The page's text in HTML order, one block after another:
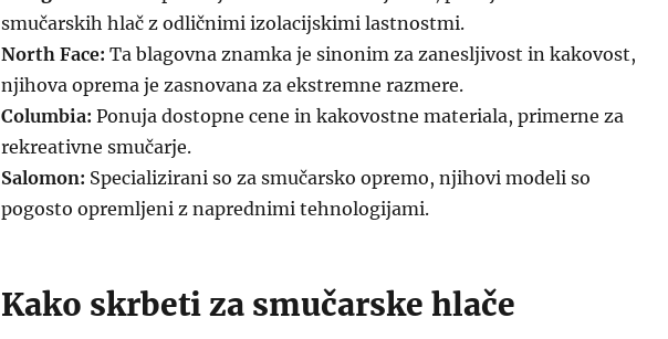
smučarskih hlač z odličnimi izolacijskimi lastnostmi.
North Face: Ta blagovna znamka je sinonim za zanesljivost in kakovost,
njihova oprema je zasnovana za ekstremne razmere.
Columbia: Ponuja dostopne cene in kakovostne materiala, primerne za
rekreativne smučarje.
Salomon: Specializirani so za smučarsko opremo, njihovi modeli so
pogosto opremljeni z naprednimi tehnologijami.
Kako skrbeti za smučarske hlače